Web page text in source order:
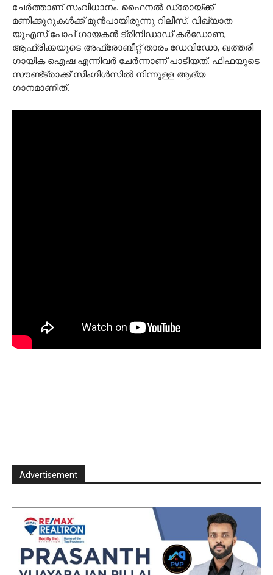
ചേര്‍ത്താണ് സംവിധാനം. ഫൈനല്‍ ഡ്രോയ്ക്ക്
മണിക്കൂറുകള്‍ക്ക് മുന്‍പായിരുന്നു റിലീസ്. വിഖ്യാത
യുഎസ് പോപ് ഗായകന്‍ ട്രിനിഡാഡ് കര്‍ഡോണ,
ആഫ്രിക്കയുടെ അഫ്രോബീറ്റ് താരം ഡേവിഡോ, ഖത്തരി
ഗായിക ഐഷ എന്നിവര്‍ ചേര്‍ന്നാണ് പാടിയത്. ഫിഫയുടെ
സൗണ്ട്ട്രാക്ക് സിംഗിള്‍സില്‍ നിന്നുള്ള ആദ്യ
ഗാനമാണിത്.
Advertisement